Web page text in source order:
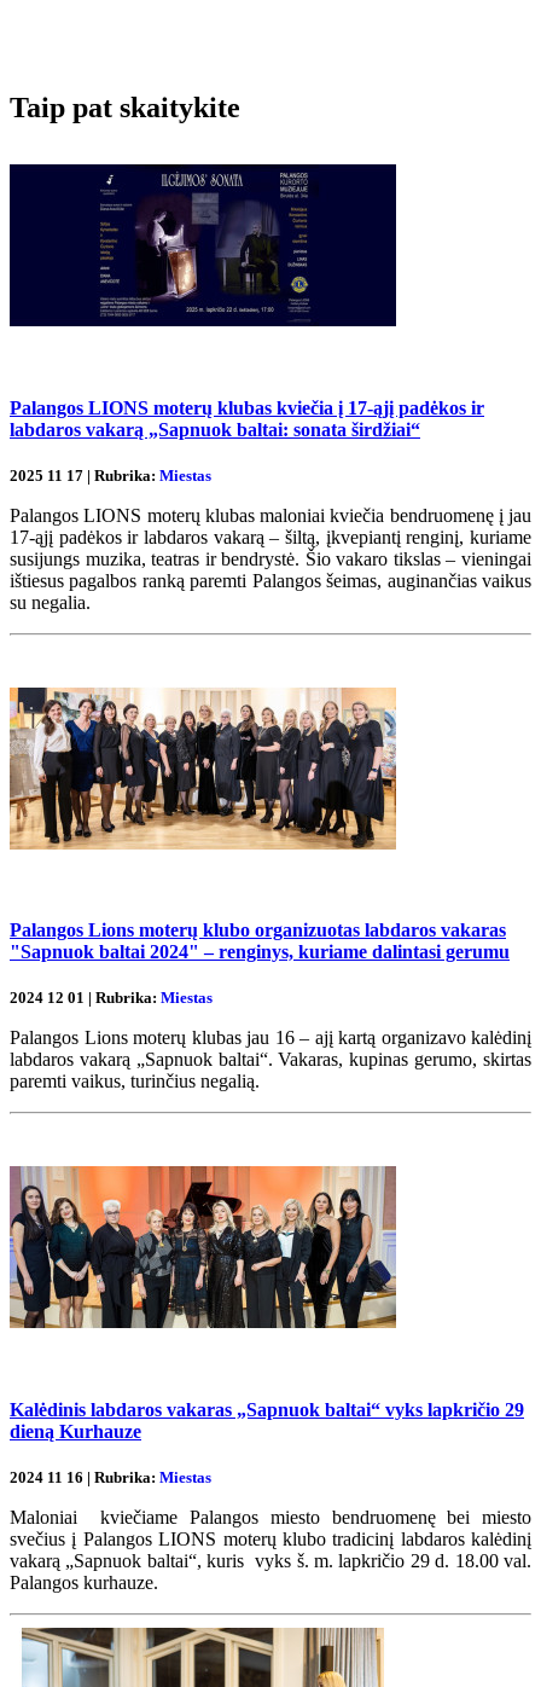
Taip pat skaitykite
Palangos LIONS moterų klubas kviečia į 17-ąjį padėkos ir
labdaros vakarą „Sapnuok baltai: sonata širdžiai“
2025 11 17 | Rubrika: Miestas
Palangos LIONS moterų klubas maloniai kviečia bendruomenę į jau
17-ąjį padėkos ir labdaros vakarą – šiltą, įkvepiantį renginį, kuriame
susijungs muzika, teatras ir bendrystė. Šio vakaro tikslas – vieningai
ištiesus pagalbos ranką paremti Palangos šeimas, auginančias vaikus
su negalia.
Palangos Lions moterų klubo organizuotas labdaros vakaras
"Sapnuok baltai 2024" – renginys, kuriame dalintasi gerumu
2024 12 01 | Rubrika: Miestas
Palangos Lions moterų klubas jau 16 – ajį kartą organizavo kalėdinį
labdaros vakarą „Sapnuok baltai“. Vakaras, kupinas gerumo, skirtas
paremti vaikus, turinčius negalią.
Kalėdinis labdaros vakaras „Sapnuok baltai“ vyks lapkričio 29
dieną Kurhauze
2024 11 16 | Rubrika: Miestas
Maloniai kviečiame Palangos miesto bendruomenę bei miesto
svečius į Palangos LIONS moterų klubo tradicinį labdaros kalėdinį
vakarą „Sapnuok baltai“, kuris vyks š. m. lapkričio 29 d. 18.00 val.
Palangos kurhauze.